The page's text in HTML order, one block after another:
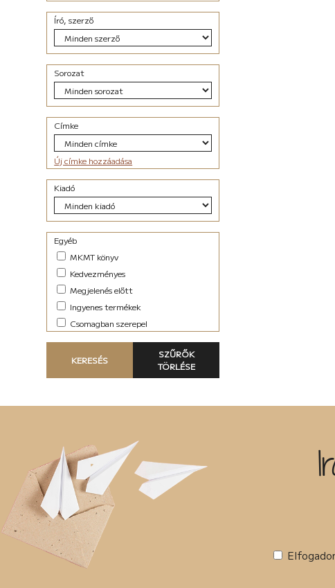
Író, szerző
Sorozat
Címke
Új címke hozzáadása
Kiadó
Egyéb
MKMT könyv
Kedvezményes
Megjelenés előtt
Ingyenes termékek
Csomagban szerepel
KERESÉS
SZŰRŐK
TÖRLÉSE